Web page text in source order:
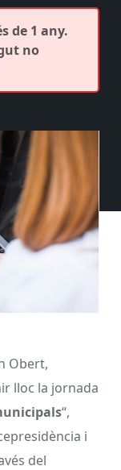
de 1 any.
no
Obert,
lloc la jornada
“,
i
del